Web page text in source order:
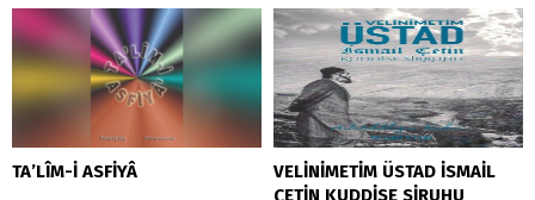
TA’LÎM-İ ASFİYÂ
VELİNİMETİM ÜSTAD İSMAİL
ÇETİN KUDDİSE SİRUHU